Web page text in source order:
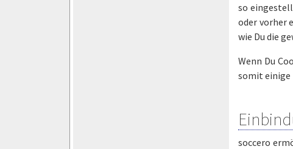
so
oder vorher
wie Du die
Wenn Du
somit einige
soccero